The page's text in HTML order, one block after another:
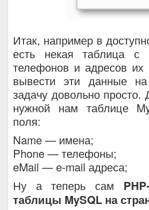
Итак, например в
есть некая таблица с
телефонов и адресов
вывести эти данные
задачу довольно
нужной нам таблице
поля:
Name — имена;
Phone — телефоны;
eMail — e-mail адреса;
Ну а теперь сам
таблицы MySQL на